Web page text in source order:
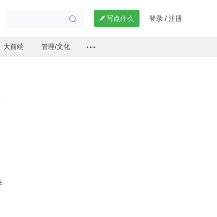
  写点什么 登录 / 注册
大前端 管理/文化